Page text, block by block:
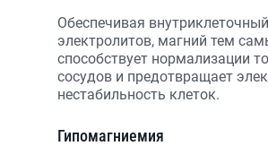
Обеспечивая
электролитов, магний тем
способствует нормализации
сосудов и предотвращает
нестабильность клеток.
Гипомагниемия